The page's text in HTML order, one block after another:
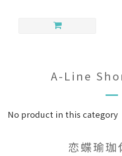
A-Line
No product in this category
恋蝶瑜珈